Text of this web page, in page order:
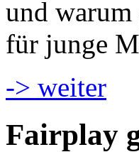
und warum
für junge
-> weiter
Fairplay